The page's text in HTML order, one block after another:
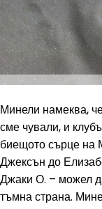
Минели намеква,
сме чували, и
биещото сърце на
Джексън до
Джаки О. – можел
тъмна страна.